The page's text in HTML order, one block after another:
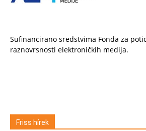
Sufinancirano sredstvima Fonda za
raznovrsnosti elektroničkih medija.
Friss hírek